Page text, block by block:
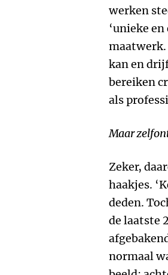
werken
‘unieke
maatwerk.
kan en
bereiken
als
Maar
Zeker,
haakjes.
deden.
de laatste
normaal